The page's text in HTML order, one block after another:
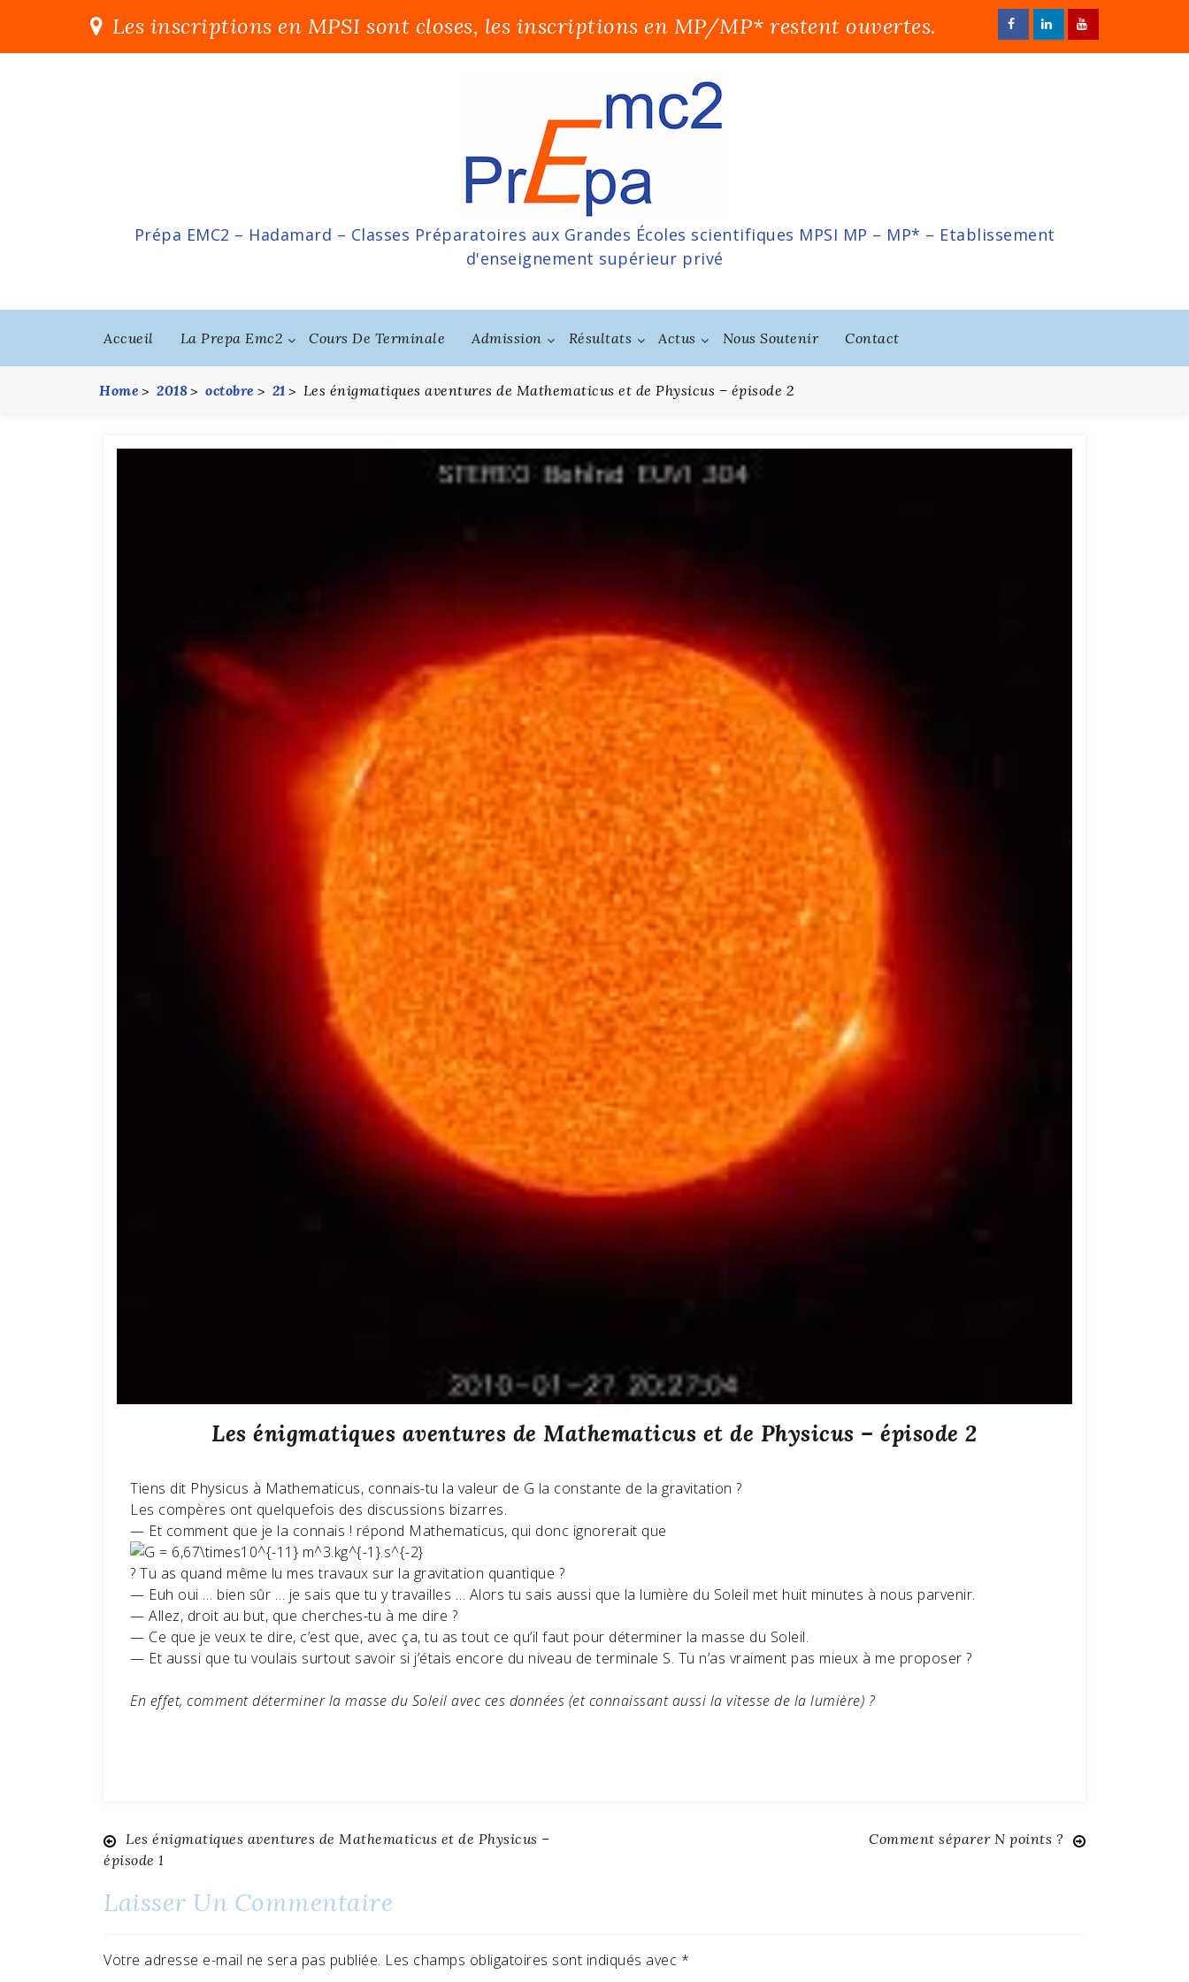
content
Les inscriptions en MPSI sont closes, les inscriptions en MP/MP* restent ouvertes.
Prépa EMC2 – Hadamard – Classes Préparatoires aux Grandes Écoles scientifiques MPSI MP – MP* – Etablissement
d'enseignement supérieur privé
Accueil La Prepa Emc2 Cours De Terminale Admission Résultats Actus Nous Soutenir Contact
Home 2018 octobre 21 Les énigmatiques aventures de Mathematicus et de Physicus – épisode 2
Les énigmatiques aventures de Mathematicus et de Physicus – épisode 2
Tiens dit Physicus à Mathematicus, connais-tu la valeur de G la constante de la gravitation ?
Les compères ont quelquefois des discussions bizarres.
— Et comment que je la connais ! répond Mathematicus, qui donc ignorerait que
? Tu as quand même lu mes travaux sur la gravitation quantique ?
— Euh oui … bien sûr … je sais que tu y travailles … Alors tu sais aussi que la lumière du Soleil met huit minutes à nous parvenir.
— Allez, droit au but, que cherches-tu à me dire ?
— Ce que je veux te dire, c’est que, avec ça, tu as tout ce qu’il faut pour déterminer la masse du Soleil.
— Et aussi que tu voulais surtout savoir si j’étais encore du niveau de terminale S. Tu n’as vraiment pas mieux à me proposer ?
En effet, comment déterminer la masse du Soleil avec ces données (et connaissant aussi la vitesse de la lumière) ?
Navigation
de
Les énigmatiques aventures de Mathematicus et de Physicus –
épisode 1
Comment séparer N points ?
Laisser Un Commentaire
Votre adresse e-mail ne sera pas publiée. Les champs obligatoires sont indiqués avec *